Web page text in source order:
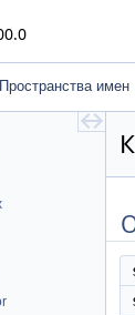
Пространства имен